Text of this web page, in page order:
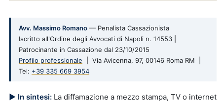
Avv. Massimo Romano — Penalista Cassazionista
Iscritto all'Ordine degli Avvocati di Napoli n. 14553 |
Patrocinante in Cassazione dal 23/10/2015
Profilo professionale | Via Avicenna, 97, 00146 Roma RM |
Tel: +39 335 669 3954
▶ In sintesi: La diffamazione a mezzo stampa, TV o internet